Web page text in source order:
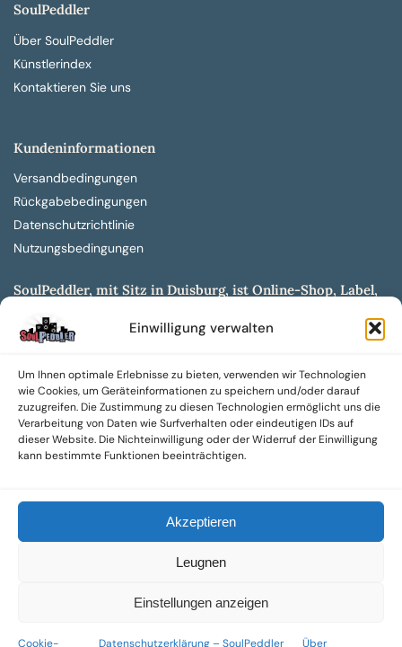
Einwilligung verwalten
Um Ihnen optimale Erlebnisse zu bieten, verwenden wir Technologien
wie Cookies, um Geräteinformationen zu speichern und/oder darauf
zuzugreifen. Die Zustimmung zu diesen Technologien ermöglicht uns die
Verarbeitung von Daten wie Surfverhalten oder eindeutigen IDs auf
dieser Website. Die Nichteinwilligung oder der Widerruf der Einwilligung
kann bestimmte Funktionen beeinträchtigen.
Akzeptieren
Leugnen
Einstellungen anzeigen
Cookie- Datenschutzerklärung – SoulPeddler Über
SoulPeddler
Über SoulPeddler
Künstlerindex
Kontaktieren Sie uns
Kundeninformationen
Versandbedingungen
Rückgabebedingungen
Datenschutzrichtlinie
Nutzungsbedingungen
SoulPeddler, mit Sitz in Duisburg, ist Online-Shop, Label,
entwickelt aus dem SoulPeddler Vinyl-Presswerk und
unserer Online-Gig-Plattform.
Wir bieten eine breite Auswahl an sowohl hochgradig
sammelwürdigen als auch Mainstream-Titeln und -Formaten auf
Vinyl, CD und weiteren Medien.
Sowohl neue als auch gebrauchte, nach Zustand bewertete
Wir setzen uns leidenschaftlich für unabhängige Künstler und
Labels ein und bieten hochwertige, maßgeschneiderte Lösungen
aus über 30 Jahren Erfahrung in der Musikindustrie.
SoulPeddler Mailorder, Records & Vinyl Production – DUBOX –
Nettirock – Nice Guy Records – MOVA Museum of Vinyl Arts